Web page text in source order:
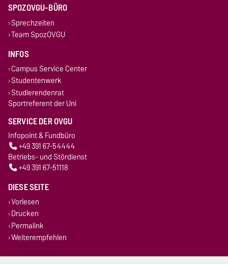
SPOZOVGU-BÜRO
Sprechzeiten
Team SpozOVGU
INFOS
Campus Service Center
Studentenwerk
Studierendenrat
Sportreferent der Uni
SERVICE DER OVGU
Infopoint & Fundbüro
+49 391 67-54444
Betriebs- und Stördienst
+49 391 67-51118
DIESE SEITE
Vorlesen
Drucken
Permalink
Weiterempfehlen